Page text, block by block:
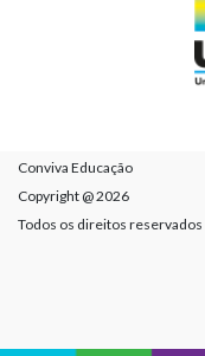
Conviva Educação
Copyright @ 2026
Todos os direitos reservados